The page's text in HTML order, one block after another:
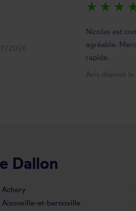
2026
star_rate star_rate star_rate
Nicolas est
agréable.
rapide.
Avis déposé
Dallon
Achery
Aisonville-et-bernoville